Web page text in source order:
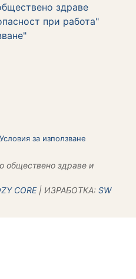
здраве
при работа"
Условия за използване
обществено здраве и
CORE| ИЗРАБОТКА: SW